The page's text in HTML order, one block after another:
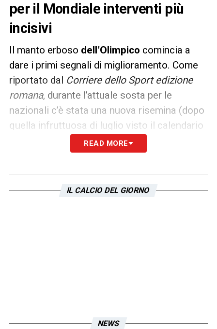
per il Mondiale interventi più
incisivi
Il manto erboso dell’Olimpico comincia a
dare i primi segnali di miglioramento. Come
riportato dal Corriere dello Sport edizione
romana, durante l’attuale sosta per le
nazionali c’è stata una nuova risemina (dopo
quella infruttuosa di luglio visto il calendario
con partite ogni 3 giorni) e soprattutto è
stata tolta la gramigna.
la sosta per il Mondiale:Sarri, dopo le
READ MORE
IL CALCIO DEL GIORNO
NEWS